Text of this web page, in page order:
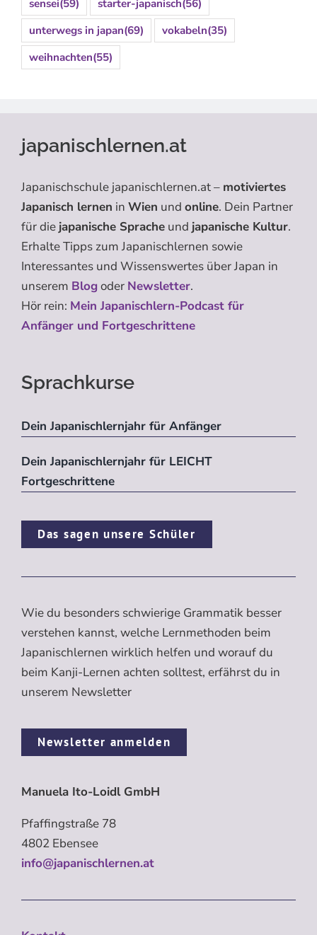
sensei(59) starter-japanisch(56)
unterwegs in japan(69) vokabeln(35)
weihnachten(55)
japanischlernen.at
Japanischschule japanischlernen.at – motiviertes
Japanisch lernen in Wien und online. Dein Partner
für die japanische Sprache und japanische Kultur.
Erhalte Tipps zum Japanischlernen sowie
Interessantes und Wissenswertes über Japan in
unserem Blogoder Newsletter.
Hör rein: Mein Japanischlern-Podcast für
Anfänger und Fortgeschrittene
Sprachkurse
Dein Japanischlernjahr für Anfänger
Dein Japanischlernjahr für LEICHT
Fortgeschrittene
Das sagen unsere Schüler
Wie du besonders schwierige Grammatik besser
verstehen kannst, welche Lernmethoden beim
Japanischlernen wirklich helfen und worauf du
beim Kanji-Lernen achten solltest, erfährst du in
unserem Newsletter
Newsletter anmelden
Manuela Ito-Loidl GmbH
Pfaffingstraße 78
4802 Ebensee
info@japanischlernen.at